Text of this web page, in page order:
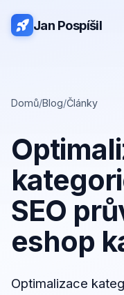
Jan Pospíšil
Domů/Blog/Články
SEO
eshop
Optimalizace